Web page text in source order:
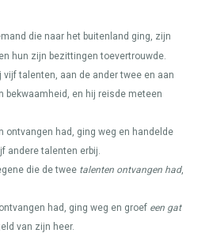
die naar het buitenland ging, zijn
hun zijn bezittingen toevertrouwde.
vijf talenten, aan de ander twee en aan
bekwaamheid, en hij reisde meteen
ontvangen had, ging weg en handelde
andere talenten erbij.
die de twee talenten ontvangen had,
had, ging weg en groef een gat
van zijn heer.